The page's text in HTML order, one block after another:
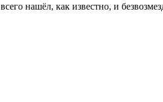
нашёл, как известно, и